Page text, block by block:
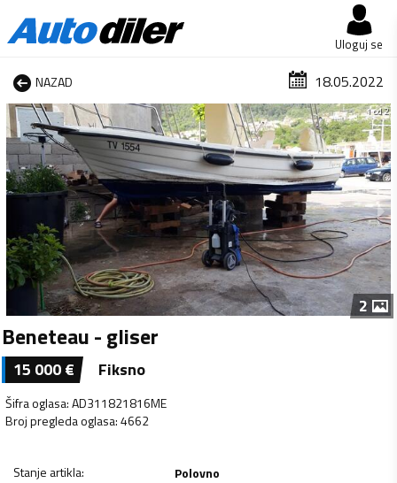
Uloguj se
NAZAD 18.05.2022
1 od 2
2
Beneteau - gliser
15 000€ Fiksno
Šifra oglasa:AD311821816ME
Broj pregleda oglasa:4662
Stanje artikla:
Polovno